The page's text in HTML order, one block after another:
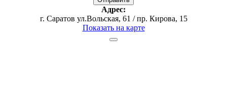
Адрес:
г. Саратов ул.Вольская, 61 / пр. Кирова, 15
Показать на карте